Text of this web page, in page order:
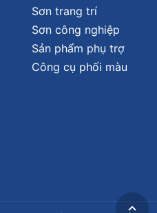
Sơn trang trí
Sơn công nghiệp
Sản phẩm phụ trợ
Công cụ phối màu